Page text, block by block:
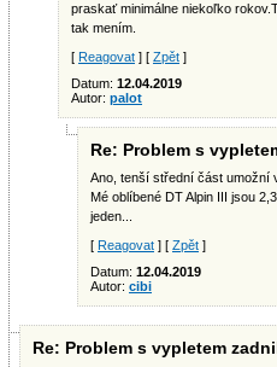
praskať minimálne niekoľko
tak mením.
[ Reagovat ] [ Zpět ]
Datum: 12.04.2019
Autor: palot
Re: Problem s
Ano, tenší střední část umožní
Mé oblíbené DT Alpin III jsou
jeden...
[ Reagovat ] [ Zpět ]
Datum: 12.04.2019
Autor: cibi
Re: Problem s vypletem